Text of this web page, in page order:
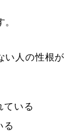
い人の性根が
ている
る